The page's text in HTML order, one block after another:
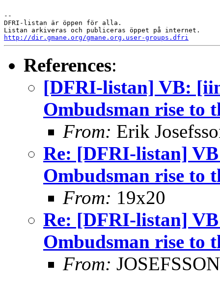
--
DFRI-listan är öppen för alla.
http://dir.gmane.org/gmane.org.user-groups.dfri
References:
[DFRI-listan] VB:
Ombudsman rise to
From: Erik
Re: [DFRI-listan]
Ombudsman rise to
From: 19x20
Re: [DFRI-listan]
Ombudsman rise to
From: